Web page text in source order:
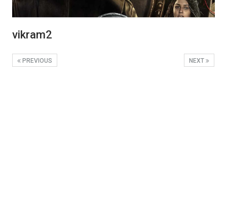
vikram2
NEXT
PREVIOUS